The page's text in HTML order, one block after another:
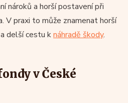
nároků a horší postavení při
V praxi to může znamenat horší
delší cestu knáhradě škody.
v České